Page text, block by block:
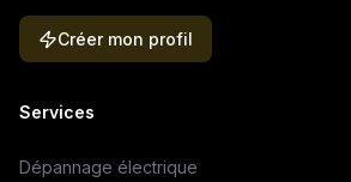
Créer mon profil
Services
Dépannage électrique